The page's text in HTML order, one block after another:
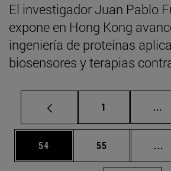
El investigador Juan Pablo
expone en Hong Kong
ingeniería de proteínas
biosensores y terapias
Página
1 ...
Página
54 Página
55 ...